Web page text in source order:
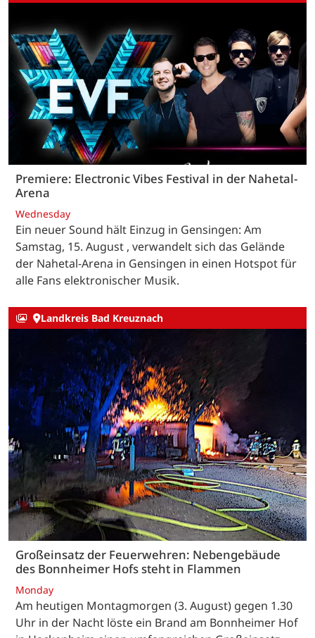
Premiere: Electronic Vibes Festival in der Nahetal-
Arena
Wednesday
Ein neuer Sound hält Einzug in Gensingen: Am
Samstag, 15. August , verwandelt sich das Gelände
der Nahetal-Arena in Gensingen in einen Hotspot für
alle Fans elektronischer Musik.
Landkreis Bad Kreuznach
Großeinsatz der Feuerwehren: Nebengebäude
des Bonnheimer Hofs steht in Flammen
Monday
Am heutigen Montagmorgen (3. August) gegen 1.30
Uhr in der Nacht löste ein Brand am Bonnheimer Hof